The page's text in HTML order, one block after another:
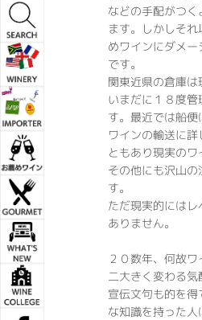
などの手配がつ
ます。しかしそ
めワインにダメー
です。
関東近県の倉庫
いまだに１８度
す。最近では船便
ワインの輸送に
ともあり現実のワ
その他にも沢山
す。
ただ現実的には
ありません。
２０数年、何故
二大きく変わる
宣伝文句も的を
な知識を持った人